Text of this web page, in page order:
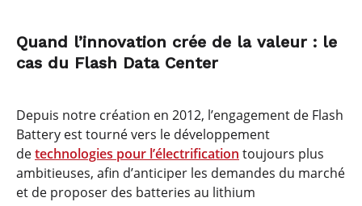
Quand l’innovation crée de la valeur : le
cas du Flash Data Center
Depuis notre création en 2012, l’engagement de Flash
Battery est tourné vers le développement
detechnologies pour l’électrification toujours plus
ambitieuses, afin d’anticiper les demandes du marché
et de proposer des batteries au lithium